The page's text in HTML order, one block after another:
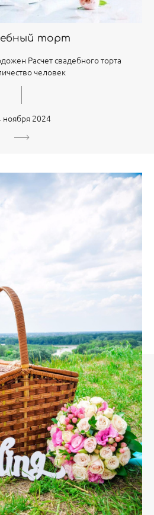
торт
Расчет свадебного торта
человек
ноября 2024